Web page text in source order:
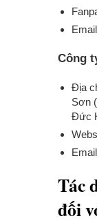
Công
Địa
Sơn
Đức
Tác
đối